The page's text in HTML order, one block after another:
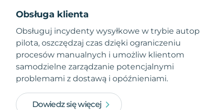
Obsługa klienta
Obsługuj incydenty wysyłkowe w trybie autop
pilota, oszczędzaj czas dzięki ograniczeniu
procesów manualnych i umożliw klientom
samodzielne zarządzanie potencjalnymi
problemami z dostawą i opóźnieniami.
Dowiedz się więcej